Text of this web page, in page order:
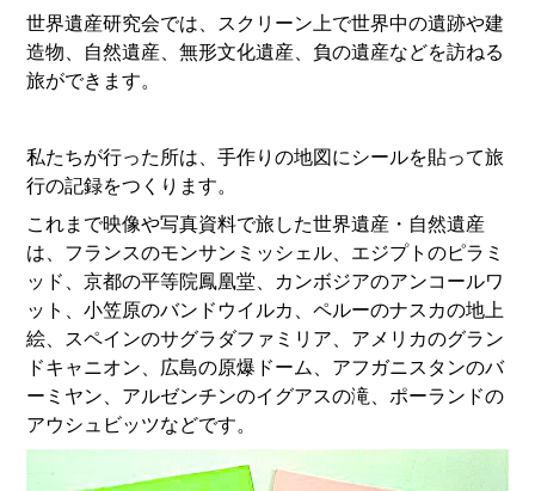
世界遺産研究会では、スクリーン上で世界中の遺跡や建
造物、自然遺産、無形文化遺産、負の遺産などを訪ねる
旅ができます。
私たちが行った所は、手作りの地図にシールを貼って旅
行の記録をつくります。
これまで映像や写真資料で旅した世界遺産・自然遺産
は、フランスのモンサンミッシェル、エジプトのピラミ
ッド、京都の平等院鳳凰堂、カンボジアのアンコールワ
ット、小笠原のバンドウイルカ、ペルーのナスカの地上
絵、スペインのサグラダファミリア、アメリカのグラン
ドキャニオン、広島の原爆ドーム、アフガニスタンのバ
ーミヤン、アルゼンチンのイグアスの滝、ポーランドの
アウシュビッツなどです。